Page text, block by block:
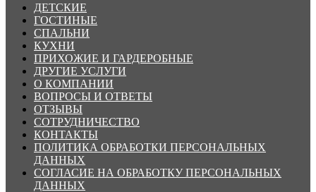
ДЕТСКИЕ
ГОСТИНЫЕ
СПАЛЬНИ
КУХНИ
ПРИХОЖИЕ И ГАРДЕРОБНЫЕ
ДРУГИЕ УСЛУГИ
О КОМПАНИИ
ВОПРОСЫ И ОТВЕТЫ
ОТЗЫВЫ
СОТРУДНИЧЕСТВО
КОНТАКТЫ
ПОЛИТИКА ОБРАБОТКИ ПЕРСОНАЛЬНЫХ
ДАННЫХ
СОГЛАСИЕ НА ОБРАБОТКУ ПЕРСОНАЛЬНЫХ
ДАННЫХ